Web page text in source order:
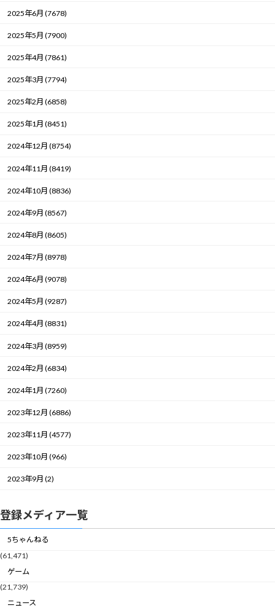
2025年6月 (7678)
2025年5月 (7900)
2025年4月 (7861)
2025年3月 (7794)
2025年2月 (6858)
2025年1月 (8451)
2024年12月 (8754)
2024年11月 (8419)
2024年10月 (8836)
2024年9月 (8567)
2024年8月 (8605)
2024年7月 (8978)
2024年6月 (9078)
2024年5月 (9287)
2024年4月 (8831)
2024年3月 (8959)
2024年2月 (6834)
2024年1月 (7260)
2023年12月 (6886)
2023年11月 (4577)
2023年10月 (966)
2023年9月 (2)
登録メディア一覧
5ちゃんねる
(61,471)
ゲーム
(21,739)
ニュース